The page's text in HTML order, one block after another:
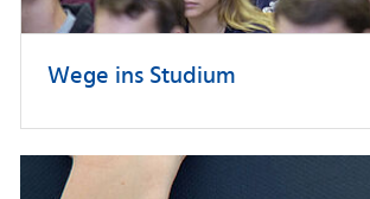
Wege ins Studium